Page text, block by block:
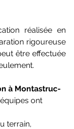
réalisée en
rigoureuse
être effectuée
à Montastruc-
ont
terrain,